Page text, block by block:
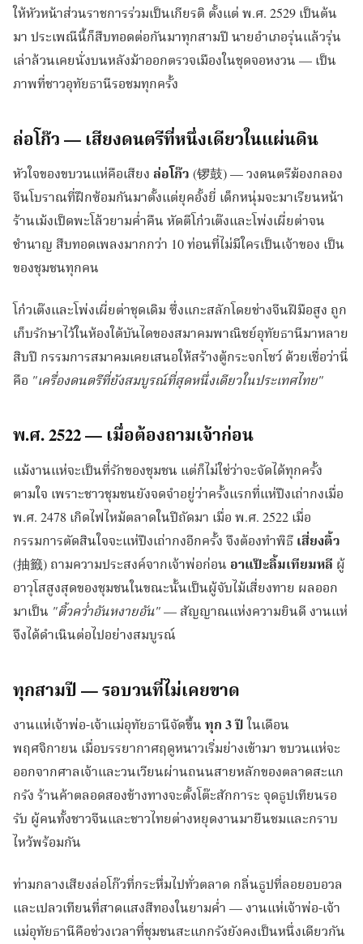
ให้หัวหน้าส่วนราชการร่วมเป็นเกียรติ ตั้งแต่ พ.ศ. 2529 เป็นต้น
มา ประเพณีนี้ก็สืบทอดต่อกันมาทุกสามปี นายอำเภอรุ่นแล้วรุ่น
เล่าล้วนเคยนั่งบนหลังม้าออกตรวจเมืองในชุดจอหงวน — เป็น
ภาพที่ชาวอุทัยธานีรอชมทุกครั้ง
ล่อโก๊ว — เสียงดนตรีที่หนึ่งเดียวในแผ่นดิน
หัวใจของขบวนแห่คือเสียง ล่อโก๊ว(锣鼓) — วงดนตรีฆ้องกลอง
จีนโบราณที่ฝึกซ้อมกันมาตั้งแต่ยุคอั้งยี่ เด็กหนุ่มจะมาเรียนหน้า
ร้านเม้งเป็ดพะโล้วยามค่ำคืน หัดตีโก๋วเต๊งและโพ่งเผี่ยต่าจน
ชำนาญ สืบทอดเพลงมากกว่า 10 ท่อนที่ไม่มีใครเป็นเจ้าของ เป็น
ของชุมชนทุกคน
โก๋วเต๊งและโพ่งเผี่ยต่าชุดเดิม ซึ่งแกะสลักโดยช่างจีนฝีมือสูง ถูก
เก็บรักษาไว้ในห้องใต้บันไดของสมาคมพาณิชย์อุทัยธานีมาหลาย
สิบปี กรรมการสมาคมเคยเสนอให้สร้างตู้กระจกโชว์ ด้วยเชื่อว่านี่
คือ "เครื่องดนตรีที่ยังสมบูรณ์ที่สุดหนึ่งเดียวในประเทศไทย"
พ.ศ. 2522 — เมื่อต้องถามเจ้าก่อน
แม้งานแห่จะเป็นที่รักของชุมชน แต่ก็ไม่ใช่ว่าจะจัดได้ทุกครั้ง
ตามใจ เพราะชาวชุมชนยังจดจำอยู่ว่าครั้งแรกที่แห่ปึงเถ่ากงเมื่อ
พ.ศ. 2478 เกิดไฟไหม้ตลาดในปีถัดมา เมื่อ พ.ศ. 2522 เมื่อ
กรรมการตัดสินใจจะแห่ปึงเถ่ากงอีกครั้ง จึงต้องทำพิธีเสี่ยงติ้ว
(抽籤) ถามความประสงค์จากเจ้าพ่อก่อน อาแป๊ะลิ้มเทียมหลี ผู้
อาวุโสสูงสุดของชุมชนในขณะนั้นเป็นผู้จับไม้เสี่ยงทาย ผลออก
มาเป็น "ติ้วคว่ำอันหงายอัน"— สัญญาณแห่งความยินดี งานแห่
จึงได้ดำเนินต่อไปอย่างสมบูรณ์
ทุกสามปี — รอบวนที่ไม่เคยขาด
งานแห่เจ้าพ่อ-เจ้าแม่อุทัยธานีจัดขึ้นทุก 3 ปีในเดือน
พฤศจิกายน เมื่อบรรยากาศฤดูหนาวเริ่มย่างเข้ามา ขบวนแห่จะ
ออกจากศาลเจ้าและวนเวียนผ่านถนนสายหลักของตลาดสะแก
กรัง ร้านค้าตลอดสองข้างทางจะตั้งโต๊ะสักการะ จุดธูปเทียนรอ
รับ ผู้คนทั้งชาวจีนและชาวไทยต่างหยุดงานมายืนชมและกราบ
ไหว้พร้อมกัน
ท่ามกลางเสียงล่อโก๊วที่กระหึ่มไปทั่วตลาด กลิ่นธูปที่ลอยอบอวล
และเปลวเทียนที่สาดแสงสีทองในยามค่ำ — งานแห่เจ้าพ่อ-เจ้า
แม่อุทัยธานีคือช่วงเวลาที่ชุมชนสะแกกรังยังคงเป็นหนึ่งเดียวกัน